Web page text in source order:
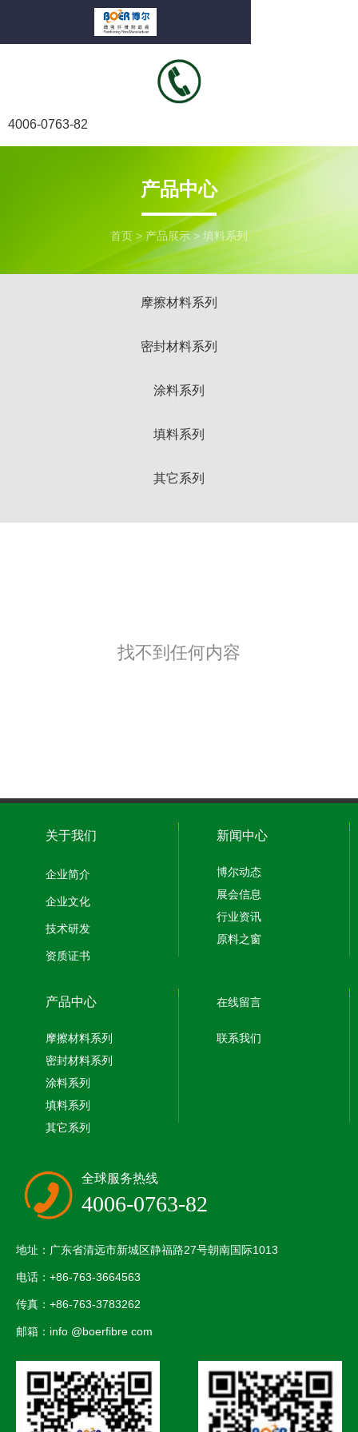
4006-0763-82
产品中心
首页 >产品展示 > 填料系列
摩擦材料系列
密封材料系列
涂料系列
填料系列
其它系列
找不到任何内容
关于我们
企业简介
企业文化
技术研发
资质证书
新闻中心
博尔动态
展会信息
行业资讯
原料之窗
产品中心
摩擦材料系列
密封材料系列
涂料系列
填料系列
其它系列
在线留言
联系我们
全球服务热线
4006-0763-82
地址：广东省清远市新城区静福路27号朝南国际1013
电话：+86-763-3664563
传真：+86-763-3783262
邮箱：info @boerfibre com